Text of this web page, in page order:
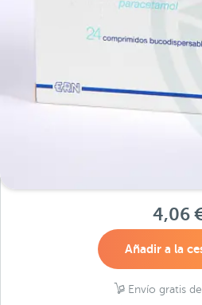
4,06
Añadir a la
Envío gratis